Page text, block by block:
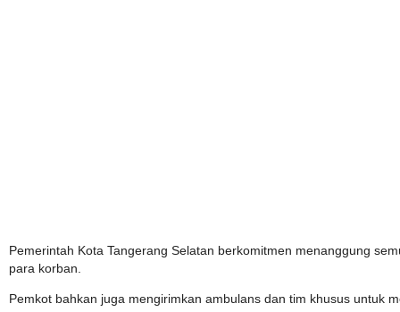
Pemerintah Kota Tangerang Selatan berkomitmen menanggung
para korban.
Pemkot bahkan juga mengirimkan ambulans dan tim khusus untuk